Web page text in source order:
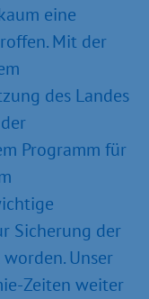
eine
Mit der
des Landes
Programm für
Sicherung der
Unser
Zeiten weiter